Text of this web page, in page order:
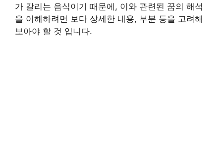
가 갈리는 음식이기 때문에, 이와 관련된 꿈의 해석
을 이해하려면 보다 상세한 내용, 부분 등을 고려해
보아야 할 것 입니다.